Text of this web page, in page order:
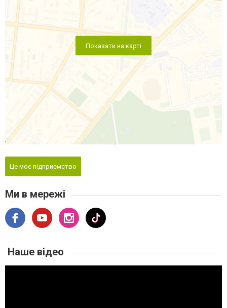
Показати на карті
Це моє підприємство
Ми в мережі
Наше відео